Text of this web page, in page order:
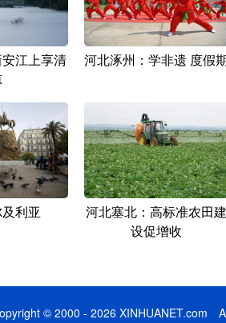
江上享清
河北涿州：学非遗 度假
利亚
河北塞北：高标准农田建
设促增收
© 2000 - 2026 XINHUANET.com